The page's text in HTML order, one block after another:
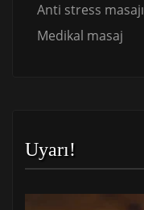
Anti stress masajı
Medikal masaj
Uyarı!